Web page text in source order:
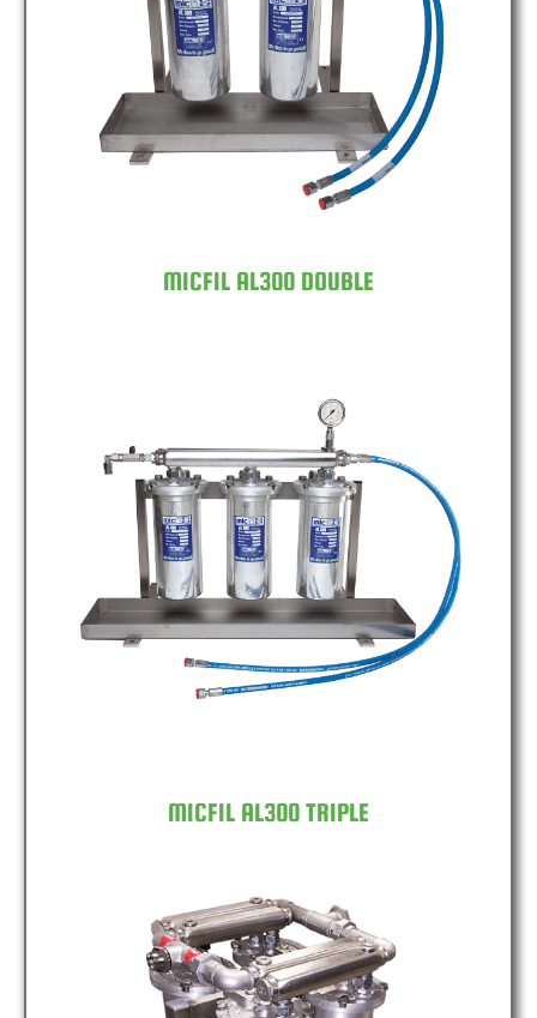
MICFIL AL300 DOUBLE
MICFIL AL300 DOUBLE
MICFIL AL300 TRIPLE
MICFIL AL300 TRIPLE